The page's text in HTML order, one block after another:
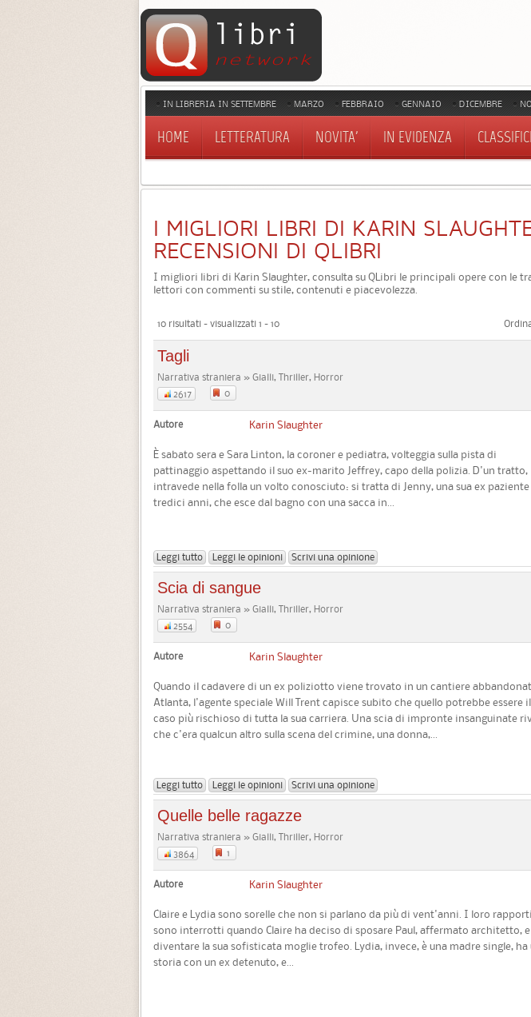
IN LIBRERIA IN SETTEMBRE MARZO FEBBRAIO GENNAIO DICEMBRE
HOME LETTERATURA NOVITA' IN EVIDENZA
I MIGLIORI LIBRI DI KARIN
RECENSIONI DI QLIBRI
I migliori libri di Karin Slaughter, consulta su QLibri le principali opere con le
lettori con commenti su stile, contenuti e piacevolezza.
10 risultati - visualizzati 1 - 10
Tagli
Narrativa straniera » Gialli, Thriller, Horror
2617
0
Autore Karin Slaughter
È sabato sera e Sara Linton, la coroner e pediatra, volteggia sulla pista di
pattinaggio aspettando il suo ex-marito Jeffrey, capo della polizia. D'un tratto,
intravede nella folla un volto conosciuto: si tratta di Jenny, una sua ex
tredici anni, che esce dal bagno con una sacca in...
Leggi tutto Leggi le opinioni Scrivi una opinione
Scia di sangue
Narrativa straniera » Gialli, Thriller, Horror
2554
0
Autore Karin Slaughter
Quando il cadavere di un ex poliziotto viene trovato in un cantiere
Atlanta, l'agente speciale Will Trent capisce subito che quello potrebbe essere il
caso più rischioso di tutta la sua carriera. Una scia di impronte insanguinate
che c'era qualcun altro sulla scena del crimine, una donna,...
Leggi tutto Leggi le opinioni Scrivi una opinione
Quelle belle ragazze
Narrativa straniera » Gialli, Thriller, Horror
3864
1
Autore Karin Slaughter
Claire e Lydia sono sorelle che non si parlano da più di vent'anni. I loro
sono interrotti quando Claire ha deciso di sposare Paul, affermato architetto,
diventare la sua sofisticata moglie trofeo. Lydia, invece, è una madre single, ha
storia con un ex detenuto, e...